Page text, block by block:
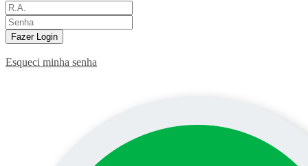
Fazer Login
Esqueci minha senha